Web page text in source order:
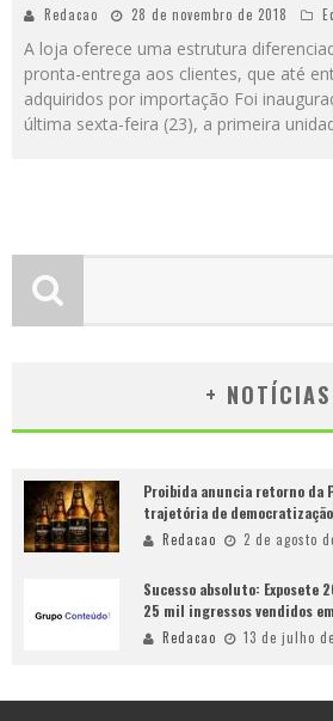
Redacao 28 de novembro de 2018
A loja oferece uma estrutura
pronta-entrega aos clientes, que até
adquiridos por importação Foi
última sexta-feira (23), a primeira
+ NOTÍCIAS
Proibida anuncia retorno da
trajetória de
Redacao 2 de agosto
Sucesso absoluto: Exposete
25 mil ingressos vendidos
Redacao 13 de julho